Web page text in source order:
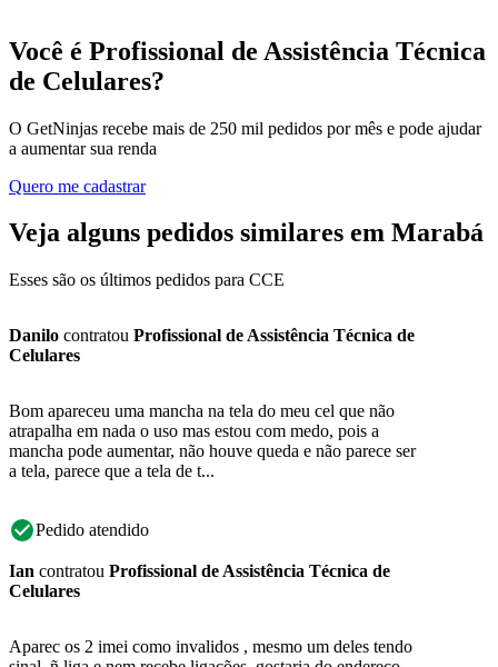
Você é Profissional de Assistência Técnica
de Celulares?
O GetNinjas recebe mais de 250 mil pedidos por mês e pode ajudar
a aumentar sua renda
Quero me cadastrar
Veja alguns pedidos similares em Marabá
Esses são os últimos pedidos para CCE
Danilo contratou Profissional de Assistência Técnica de
Celulares
Bom apareceu uma mancha na tela do meu cel que não
atrapalha em nada o uso mas estou com medo, pois a
mancha pode aumentar, não houve queda e não parece ser
a tela, parece que a tela de t...
Pedido atendido
Ian contratou Profissional de Assistência Técnica de
Celulares
Aparec os 2 imei como invalidos , mesmo um deles tendo